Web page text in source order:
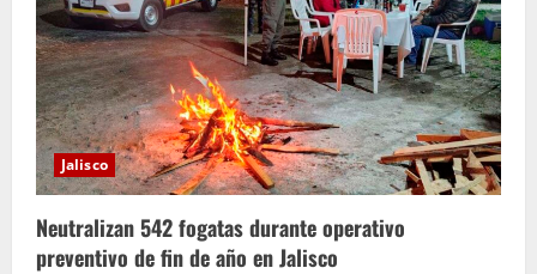
Jalisco
Neutralizan 542 fogatas durante operativo
preventivo de fin de año en Jalisco